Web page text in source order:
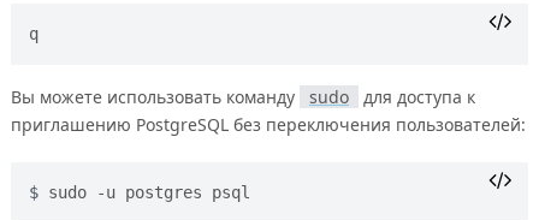
q
Вы можете использовать команду sudo
для доступа к
приглашению PostgreSQL без переключения пользователей:
sudo -u postgres psql